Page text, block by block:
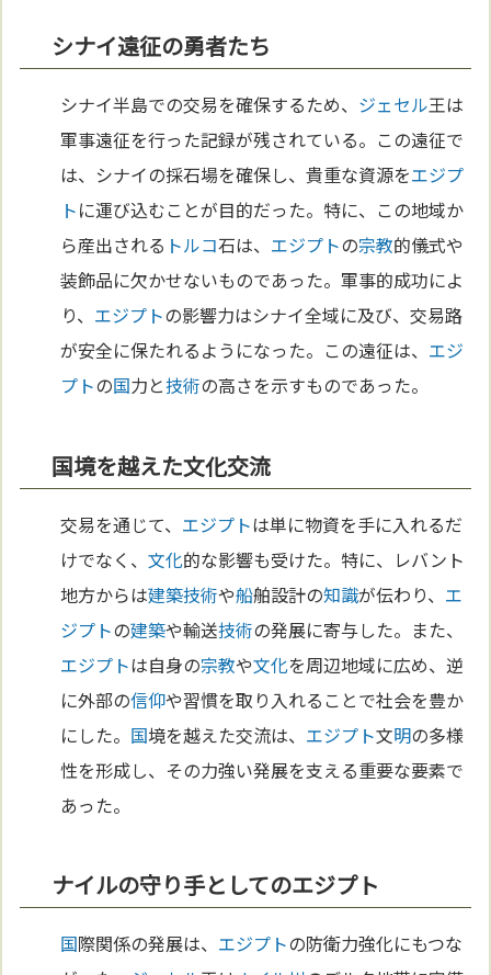
シナイ遠征の勇者たち
シナイ半島での交易を確保するため、 ジェセル王は
軍事遠征を行った記録が残されている。この遠征で
は、シナイの採石場を確保し、貴重な資源をエジプ
トに運び込むことが目的だった。特に、この地域か
ら産出される トルコ石は、 エジプトの宗教的儀式や
装飾品に欠かせないものであった。軍事的成功によ
り、 エジプトの影響力はシナイ全域に及び、交易路
が安全に保たれるようになった。この遠征は、 エジ
プトの国力と技術の高さを示すものであった。
国境を越えた文化交流
交易を通じて、 エジプトは単に物資を手に入れるだ
けでなく、文化的な影響も受けた。特に、レバント
地方からは建築技術や船舶設計の知識が伝わり、 エ
ジプトの建築や輸送技術の発展に寄与した。また、
エジプトは自身の宗教や文化を周辺地域に広め、逆
に外部の信仰や習慣を取り入れることで社会を豊か
にした。 国境を越えた交流は、 エジプト文明の多様
性を形成し、その力強い発展を支える重要な要素で
あった。
ナイルの守り手としてのエジプト
国際関係の発展は、 エジプトの防衛力強化にもつな